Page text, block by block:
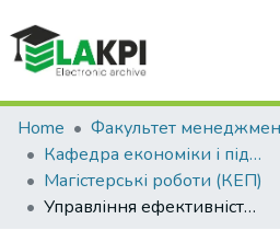
Communities & Collections
All of DSpace
Statistics
Home
Кафедра економіки і підприємництва (КЕП)
Магістерські роботи (КЕП)
Управління ефективністю реалізації інвестиційної політики ТДВ «СК «СПЕЙР» з метою забезпечення його сталого розвитку